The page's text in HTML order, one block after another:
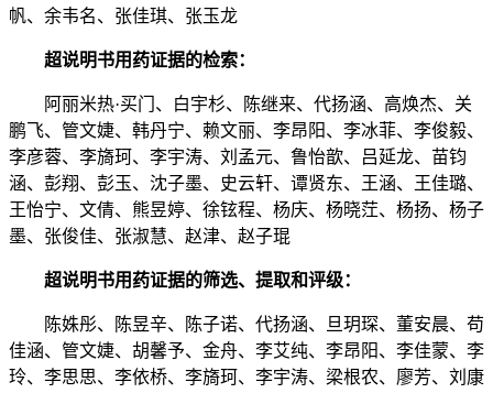
帆、余韦名、张佳琪、张玉龙
超说明书用药证据的检索：
阿丽米热·买门、白宇杉、陈继来、代扬涵、高焕杰、关
鹏飞、管文婕、韩丹宁、赖文丽、李昂阳、李冰菲、李俊毅、
李彦蓉、李旖珂、李宇涛、刘孟元、鲁怡歆、吕延龙、苗钧
涵、彭翔、彭玉、沈子墨、史云轩、谭贤东、王涵、王佳璐、
王怡宁、文倩、熊昱婷、徐铉程、杨庆、杨晓茳、杨扬、杨子
墨、张俊佳、张淑慧、赵津、赵子琨
超说明书用药证据的筛选、提取和评级：
陈姝彤、陈昱辛、陈子诺、代扬涵、旦玥琛、董安晨、苟
佳涵、管文婕、胡馨予、金舟、李艾纯、李昂阳、李佳蒙、李
玲、李思思、李依桥、李旖珂、李宇涛、梁根农、廖芳、刘康